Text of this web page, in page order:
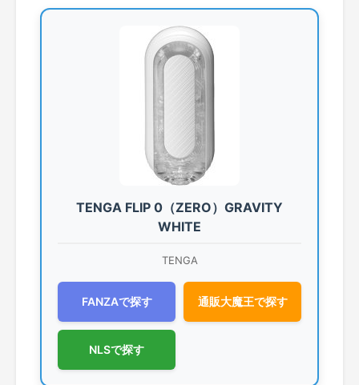
TENGA FLIP 0（ZERO）GRAVITY
WHITE
TENGA
FANZAで探す 通販大魔王で探す
NLSで探す